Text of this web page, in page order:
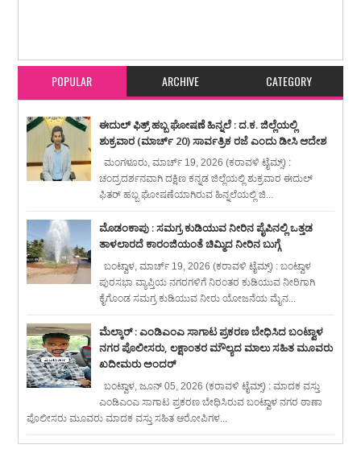
POPULAR ARCHIVE CATEGORY
ಈದುಲ್ ಫಿತ್ರ್ ಹಬ್ಬ ಘೋಷಣೆ ಹಿನ್ನಲೆ : ದ.ಕ. ಜಿಲ್ಲೆಯಲ್ಲಿ
ಶುಕ್ರವಾರ (ಮಾರ್ಚ್ 20) ಸಾರ್ವತ್ರಿಕ ರಜೆ ಎಂದು ಡೀಸಿ ಆದೇಶ
ಮಂಗಳೂರು, ಮಾರ್ಚ್ 19, 2026 (ಕರಾವಳಿ ಟೈಮ್ಸ್) :
ಚಂದ್ರದರ್ಶನವಾಗಿ ದಕ್ಷಿಣ ಕನ್ನಡ ಜಿಲ್ಲೆಯಲ್ಲಿ ಶುಕ್ರವಾರ ಈದುಲ್
ಫಿತರ್ ಹಬ್ಬ ಘೋಷಣೆಯಾಗಿರುವ ಹಿನ್ನಲೆಯಲ್ಲಿ ಜಿ...
ಮೊಡಂಕಾಪು : ಸಮಗ್ರ ಕುಡಿಯುವ ನೀರಿನ ಪೈಪಿನಲ್ಲಿ ಒತ್ತಡ
ತಾಳಲಾರದೆ ಕಾರಂಜಿಯಂತೆ ಚಿಮ್ಮಿದ ನೀರಿನ ಬುಗ್ಗೆ
ಬಂಟ್ವಾಳ, ಮಾರ್ಚ್ 19, 2026 (ಕರಾವಳಿ ಟೈಮ್ಸ್) : ಬಂಟ್ವಾಳ
ಪುರಸಭಾ ವ್ಯಾಪ್ತಿಯ ನಗರಗಳಿಗೆ ನಿರಂತರ ಕುಡಿಯುವ ನೀರಿಗಾಗಿ
ಕೈಗೊಂಡ ಸಮಗ್ರ ಕುಡಿಯುವ ನೀರು ಯೋಜನೆಯ ಮೈನ...
ಮೆಲ್ಕಾರ್ : ಎಂಡಿಎಂಎ ಸಾಗಾಟ ಪ್ರಕರಣ ಬೇಧಿಸಿದ ಬಂಟ್ವಾಳ
ನಗರ ಪೊಲೀಸರು, ಲಕ್ಷಾಂತರ ಮೌಲ್ಯದ ಮಾಲು ಸಹಿತ ಮೂವರು
ಖದೀಮರು ಅಂದರ್
ಬಂಟ್ವಾಳ, ಜೂನ್ 05, 2026 (ಕರಾವಳಿ ಟೈಮ್ಸ್) : ಮಾದಕ ವಸ್ತು
ಎಂಡಿಎಂಎ ಸಾಗಾಟ ಪ್ರಕರಣ ಬೇಧಿಸಿರುವ ಬಂಟ್ವಾಳ ನಗರ ಠಾಣಾ
ಪೊಲೀಸರು ಮೂವರು ಮಾದಕ ವಸ್ತು ಸಹಿತ ಆರೋಪಿಗಳ...